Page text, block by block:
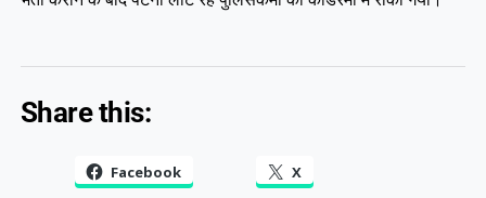
Share this:
Facebook X